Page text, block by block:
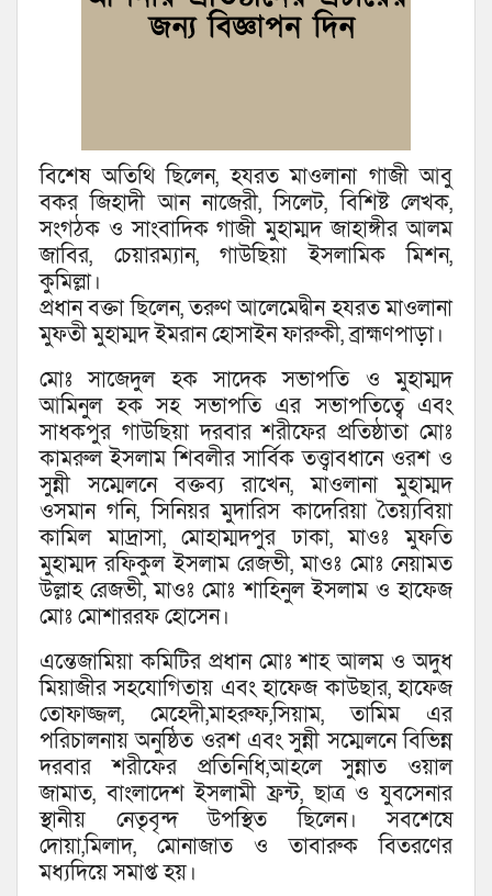
বিশেষ অতিথি ছিলেন, হযরত মাওলানা গাজী আবু
বকর জিহাদী আন নাজেরী, সিলেট, বিশিষ্ট লেখক,
সংগঠক ও সাংবাদিক গাজী মুহাম্মদ জাহাঙ্গীর আলম
জাবির, চেয়ারম্যান, গাউছিয়া ইসলামিক মিশন,
কুমিল্লা।
প্রধান বক্তা ছিলেন, তরুণ আলেমেদ্বীন হযরত মাওলানা
মুফতী মুহাম্মদ ইমরান হোসাইন ফারুকী, ব্রাহ্মণপাড়া।
মোঃ সাজেদুল হক সাদেক সভাপতি ও মুহাম্মদ
আমিনুল হক সহ সভাপতি এর সভাপতিত্বে এবং
সাধকপুর গাউছিয়া দরবার শরীফের প্রতিষ্ঠাতা মোঃ
কামরুল ইসলাম শিবলীর সার্বিক তত্ত্বাবধানে ওরশ ও
সুন্নী সম্মেলনে বক্তব্য রাখেন, মাওলানা মুহাম্মদ
ওসমান গনি, সিনিয়র মুদারিস কাদেরিয়া তৈয়্যবিয়া
কামিল মাদ্রাসা, মোহাম্মদপুর ঢাকা, মাওঃ মুফতি
মুহাম্মদ রফিকুল ইসলাম রেজভী, মাওঃ মোঃ নেয়ামত
উল্লাহ রেজভী, মাওঃ মোঃ শাহিনুল ইসলাম ও হাফেজ
মোঃ মোশাররফ হোসেন।
এন্তেজামিয়া কমিটির প্রধান মোঃ শাহ আলম ও অদুধ
মিয়াজীর সহযোগিতায় এবং হাফেজ কাউছার, হাফেজ
তোফাজ্জল, মেহেদী,মাহরুফ,সিয়াম, তামিম এর
পরিচালনায় অনুষ্ঠিত ওরশ এবং সুন্নী সম্মেলনে বিভিন্ন
দরবার শরীফের প্রতিনিধি,আহলে সুন্নাত ওয়াল
জামাত, বাংলাদেশ ইসলামী ফ্রন্ট, ছাত্র ও যুবসেনার
স্থানীয় নেতৃবৃন্দ উপস্থিত ছিলেন। সবশেষে
দোয়া,মিলাদ, মোনাজাত ও তাবারুক বিতরণের
মধ্যদিয়ে সমাপ্ত হয়।